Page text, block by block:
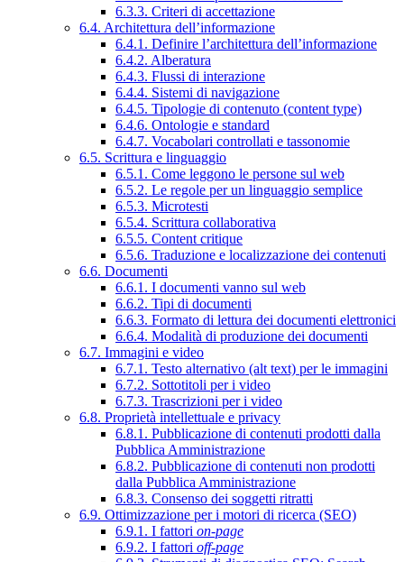
6.3.3. Criteri di accettazione
6.4. Architettura dell’informazione
6.4.1. Definire l’architettura dell’informazione
6.4.2. Alberatura
6.4.3. Flussi di interazione
6.4.4. Sistemi di navigazione
6.4.5. Tipologie di contenuto (content type)
6.4.6. Ontologie e standard
6.4.7. Vocabolari controllati e tassonomie
6.5. Scrittura e linguaggio
6.5.1. Come leggono le persone sul web
6.5.2. Le regole per un linguaggio semplice
6.5.3. Microtesti
6.5.4. Scrittura collaborativa
6.5.5. Content critique
6.5.6. Traduzione e localizzazione dei contenuti
6.6. Documenti
6.6.1. I documenti vanno sul web
6.6.2. Tipi di documenti
6.6.3. Formato di lettura dei documenti elettronici
6.6.4. Modalità di produzione dei documenti
6.7. Immagini e video
6.7.1. Testo alternativo (alt text) per le immagini
6.7.2. Sottotitoli per i video
6.7.3. Trascrizioni per i video
6.8. Proprietà intellettuale e privacy
6.8.1. Pubblicazione di contenuti prodotti dalla
Pubblica Amministrazione
6.8.2. Pubblicazione di contenuti non prodotti
dalla Pubblica Amministrazione
6.8.3. Consenso dei soggetti ritratti
6.9. Ottimizzazione per i motori di ricerca (SEO)
6.9.1. I fattori on-page
6.9.2. I fattori off-page